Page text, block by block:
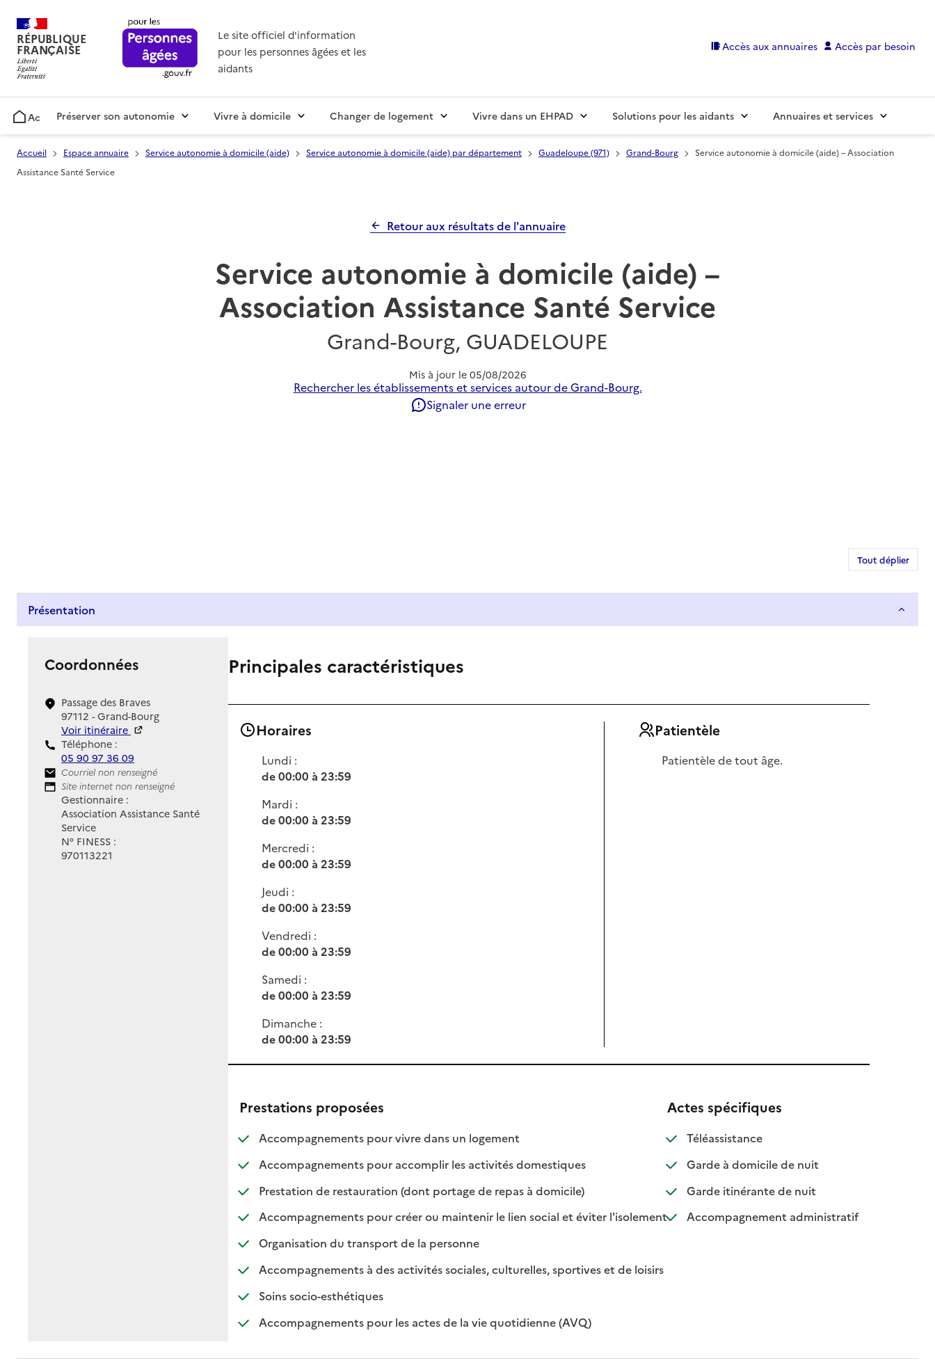
RÉPUBLIQUE
FRANÇAISE
Le site officiel d'information
pour les personnes âgées et les
aidants
Accès aux annuaires Accès par besoin
AccueilPréserver son autonomie Vivre à domicile Changer de logement Vivre dans un EHPAD Solutions pour les aidants Annuaires et services
Accueil Espace annuaire Service autonomie à domicile (aide) Service autonomie à domicile (aide) par département Guadeloupe (971) Grand-Bourg
Service autonomie à domicile (aide) – Association
Assistance Santé Service
Retour aux résultats de l'annuaire
Service autonomie à domicile (aide) –
Association Assistance Santé Service
Grand-Bourg, GUADELOUPE
Mis à jour le 05/08/2026
Rechercher les établissements et services autour de Grand-Bourg.
Signaler une erreur
Tout déplier
Présentation
Coordonnées
Passage des Braves
97112 - Grand-Bourg
Voir itinéraire
Téléphone :
05 90 97 36 09
Contact
Courriel non renseigné
Site Internet
Site internet non renseigné
Gestionnaire :
Association Assistance Santé
Service
N° FINESS :
970113221
Principales caractéristiques
Horaires
Lundi :
de 00:00 à 23:59
Mardi :
de 00:00 à 23:59
Mercredi :
de 00:00 à 23:59
Jeudi :
de 00:00 à 23:59
Vendredi :
de 00:00 à 23:59
Samedi :
de 00:00 à 23:59
Dimanche :
de 00:00 à 23:59
Patientèle
Patientèle de tout âge.
Prestations proposées
Accompagnements pour vivre dans un logement: disponible
: non disponible
Accompagnements pour accomplir les activités domestiques: disponible
: non disponible
Prestation de restauration (dont portage de repas à domicile): disponible
: non disponible
Accompagnements pour créer ou maintenir le lien social et éviter l'isolement: disponible
: non disponible
Organisation du transport de la personne: disponible
: non disponible
Accompagnements à des activités sociales, culturelles, sportives et de loisirs: disponible
: non disponible
Soins socio-esthétiques: disponible
: non disponible
Accompagnements pour les actes de la vie quotidienne (AVQ): disponible
: non disponible
Actes spécifiques
Téléassistance: disponible
: non disponible
Garde à domicile de nuit: disponible
: non disponible
Garde itinérante de nuit: disponible
: non disponible
Accompagnement administratif: disponible
: non disponible